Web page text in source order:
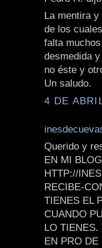
La mentira
de los
falta
desmedida
no éste y
Un saludo.
4 DE
Querido y
EN MI BLOG
HTTP://
RECIBE-
TIENES EL
CUANDO
LO TIENES.
EN PRO DE